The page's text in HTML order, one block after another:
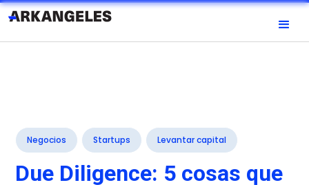
Negocios Startups Levantar capital
Due Diligence: 5 cosas que